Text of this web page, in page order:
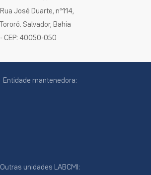
Rua José Duarte, nº114,
Tororó. Salvador, Bahia
- CEP: 40050-050
Entidade mantenedora:
Outras unidades LABCMI: